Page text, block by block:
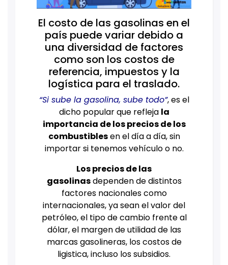
El costo de las gasolinas en el
país puede variar debido a
una diversidad de factores
como son los costos de
referencia, impuestos y la
logística para el traslado.
“Si sube la gasolina, sube todo”, es el
dicho popular que refleja la
importancia de los precios de los
combustiblesen el día a día, sin
importar si tenemos vehículo o no.
Los precios de las
gasolinasdependen de distintos
factores nacionales como
internacionales, ya sean el valor del
petróleo, el tipo de cambio frente al
dólar, el margen de utilidad de las
marcas gasolineras, los costos de
ligistica, incluso los subsidios.